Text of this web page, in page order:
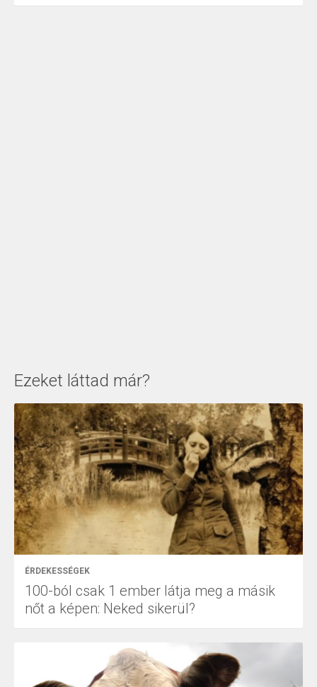
Ezeket láttad már?
ÉRDEKESSÉGEK
100-ból csak 1 ember látja meg a másik
nőt a képen: Neked sikerül?